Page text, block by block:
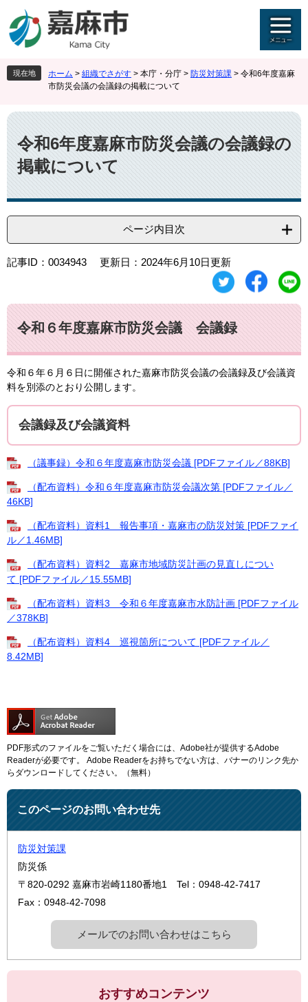
ジ
先
頭
。
ュ
を
飛
て
本
文
へ
現在地 ホーム > 組織でさがす > 本庁・分庁 > 防災対策課 > 令和6年度嘉麻
市防災会議の会議録の掲載について
本
文
令和6年度嘉麻市防災会議の会議録の
掲載について
ページ内目次
記事ID：0034943 更新日：2024年6月10日更新
令和６年度嘉麻市防災会議 会議録
令和６年６月６日に開催された嘉麻市防災会議の会議録及び会議資
料を別添のとおり公開します。
会議録及び会議資料
（議事録）令和６年度嘉麻市防災会議 [PDFファイル／88KB]
（配布資料）令和６年度嘉麻市防災会議次第 [PDFファイル／
46KB]
（配布資料）資料1 報告事項・嘉麻市の防災対策 [PDFファイ
ル／1.46MB]
（配布資料）資料2 嘉麻市地域防災計画の見直しについ
て [PDFファイル／15.55MB]
（配布資料）資料3 令和６年度嘉麻市水防計画 [PDFファイル
／378KB]
（配布資料）資料4 巡視箇所について [PDFファイル／
8.42MB]
PDF形式のファイルをご覧いただく場合には、Adobe社が提供するAdobe
Readerが必要です。
Adobe Readerをお持ちでない方は、バナーのリンク先か
らダウンロードしてください。（無料）
このページのお問い合わせ先
防災対策課
防災係
〒820-0292 嘉麻市岩崎1180番地1
Tel：0948-42-7417
Fax：0948-42-7098
メールでのお問い合わせはこちら
おすすめコンテンツ